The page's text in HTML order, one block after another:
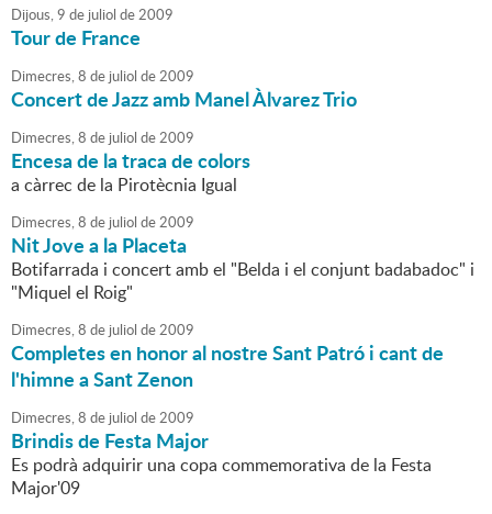
Dijous,9 de juliol de2009
Tour de France
Dimecres,8 de juliol de2009
Concert de Jazz amb Manel Àlvarez Trio
Dimecres,8 de juliol de2009
Encesa de la traca de colors
a càrrec de la Pirotècnia Igual
Dimecres,8 de juliol de2009
Nit Jove a la Placeta
Botifarrada i concert amb el "Belda i el conjunt badabadoc" i
"Miquel el Roig"
Dimecres,8 de juliol de2009
Completes en honor al nostre Sant Patró i cant de
l'himne a Sant Zenon
Dimecres,8 de juliol de2009
Brindis de Festa Major
Es podrà adquirir una copa commemorativa de la Festa
Major'09